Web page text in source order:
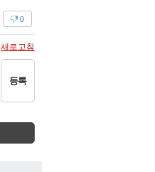
0
새로고침
등록